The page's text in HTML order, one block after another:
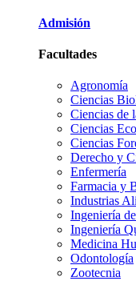
Admisión
Facultades
Agronomía
Ciencias
Ciencias de
Ciencias
Ciencias
Derecho y
Enfermería
Farmacia y
Industrias
Ingeniería
Ingeniería
Medicina
Odontología
Zootecnia